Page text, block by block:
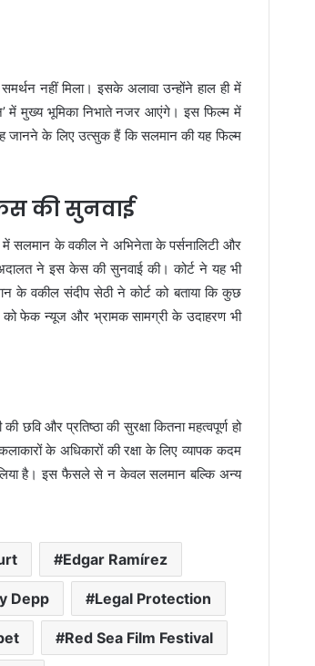
नहीं मिला। इसके अलावा उन्होंने हाल ही में
में मुख्य भूमिका निभाते नजर आएंगे। इस फिल्म में
जानने के लिए उत्सुक हैं कि सलमान की यह फिल्म
की सुनवाई
में सलमान के वकील ने अभिनेता के पर्सनालिटी और
अदालत ने इस केस की सुनवाई की। कोर्ट ने यह भी
के वकील संदीप सेठी ने कोर्ट को बताया कि कुछ
को फेक न्यूज और भ्रामक सामग्री के उदाहरण भी
छवि और प्रतिष्ठा की सुरक्षा कितना महत्वपूर्ण हो
के अधिकारों की रक्षा के लिए व्यापक कदम
लिया है। इस फैसले से न केवल सलमान बल्कि अन्य
Edgar Ramírez
Depp Legal Protection
Red Sea Film Festival
सफाई अभियान में उतरी सरकार, क्या
नदी की तस्वीर?